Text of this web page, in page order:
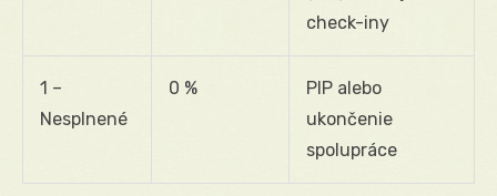
check-iny
1 –
Nesplnené
0 %
PIP alebo
ukončenie
spolupráce